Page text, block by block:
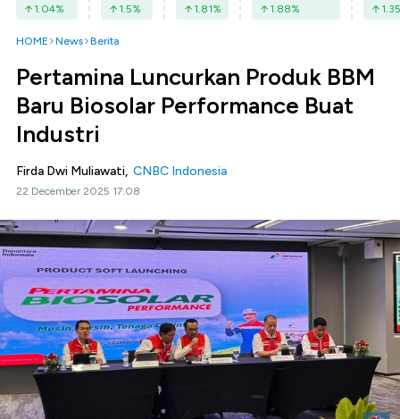
1.04% 1.5% 1.81% 1.88% 1.35
HOME News Berita
Pertamina Luncurkan Produk BBM
Baru Biosolar Performance Buat
Industri
Firda Dwi Muliawati, CNBC Indonesia
22 December 2025 17:08